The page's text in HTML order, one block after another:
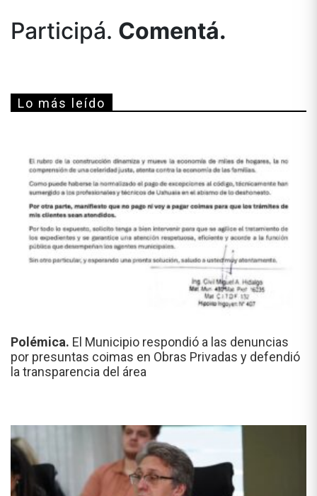
Participá. Comentá.
Lo más leído
Polémica. El Municipio respondió a las denuncias
por presuntas coimas en Obras Privadas y defendió
la transparencia del área